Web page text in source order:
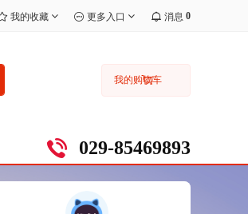
我的收藏 更多入口 消息 0
我的购物车
029-85469893